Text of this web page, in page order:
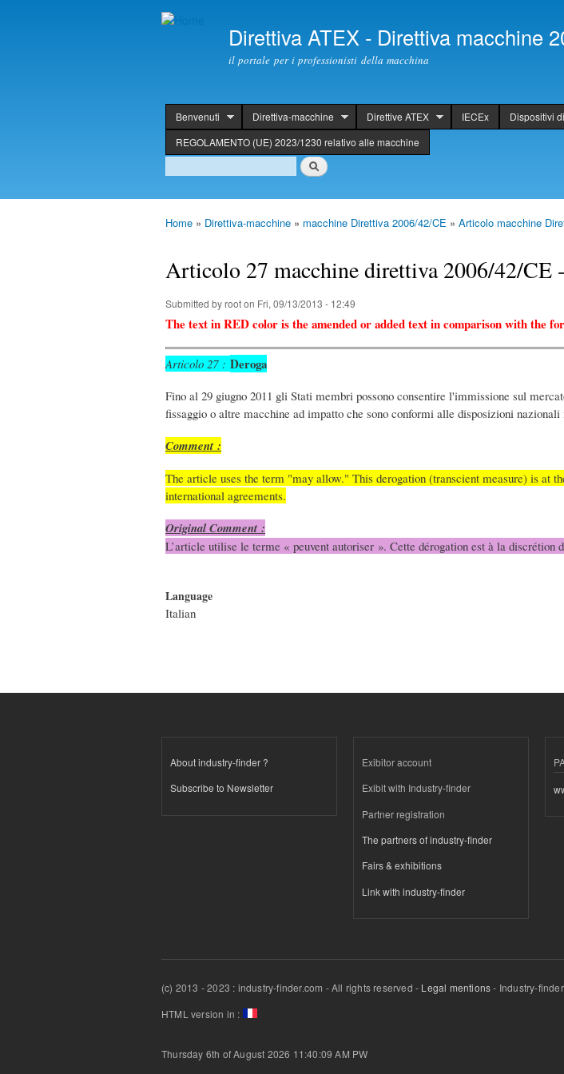
main
content
Direttiva ATEX - Direttiva macchine
il portale per i professionisti della macchina
header
Benvenuti Direttiva-macchine Direttive ATEX IECEx Dispositivi
REGOLAMENTO (UE) 2023/1230 relativo alle macchine
Search
Search
Home » Direttiva-macchine » macchine Direttiva 2006/42/CE » Articolo macchine
Articolo 27 macchine direttiva 2006/42/CE
Submitted byrooton Fri, 09/13/2013 - 12:49
The text in RED color is the amended or added text in comparison with the
Articolo 27 : Deroga
Fino al 29 giugno 2011 gli Stati membri possono consentire l'immissione sul
fissaggio o altre macchine ad impatto che sono conformi alle disposizioni
Comment :
The article uses the term "may allow." This derogation (transcient measure) is at
international agreements.
Original Comment :
L’article utilise le terme « peuvent autoriser ». Cette dérogation est à la
Language
Italian
About industry-finder ?
Subscribe to Newsletter
Exibitor account
Exibit with Industry-finder
Partner registration
The partners of industry-finder
Fairs & exhibitions
Link with industry-finder
(c) 2013 - 2023 : industry-finder.com - All rights reserved - Legal mentions- Industry-
HTML version in :
Thursday 6th of August 2026 11:40:09 AM PW